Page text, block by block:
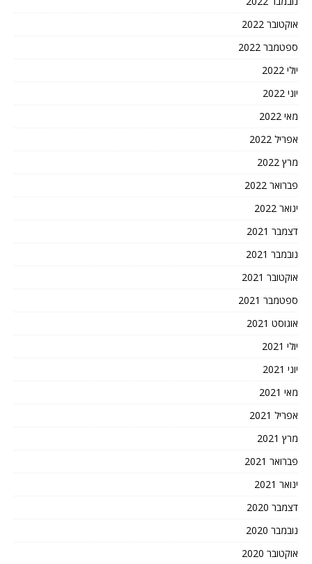
אוקטובר 2022
ספטמבר 2022
יולי 2022
יוני 2022
מאי 2022
אפריל 2022
מרץ 2022
פברואר 2022
ינואר 2022
דצמבר 2021
נובמבר 2021
אוקטובר 2021
ספטמבר 2021
אוגוסט 2021
יולי 2021
יוני 2021
מאי 2021
אפריל 2021
מרץ 2021
פברואר 2021
ינואר 2021
דצמבר 2020
נובמבר 2020
אוקטובר 2020